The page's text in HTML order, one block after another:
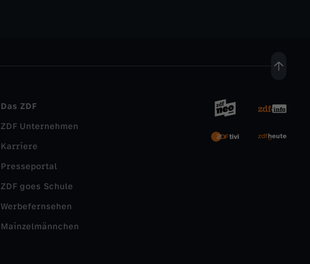
Das ZDF
ZDF Unternehmen
Karriere
Presseportal
ZDF goes Schule
Werbefernsehen
Mainzelmännchen